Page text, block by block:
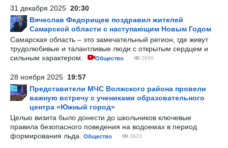
31 декабря 2025 20:30
Вячеслав Федорищев поздравил жителей
Самарской области с наступающим Новым Годом
Самарская область – это замечательный регион, где живут
трудолюбивые и талантливые люди с открытым сердцем и
сильным характером.
Общество 2650
28 ноября 2025 19:57
Представители МЧС Волжского района провели
важную встречу с учениками образовательного
центра «Южный город»
Целью визита было донести до школьников ключевые
правила безопасного поведения на водоемах в период
формирования льда.
Общество 2823